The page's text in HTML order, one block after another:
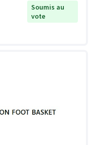
Soumis au
vote